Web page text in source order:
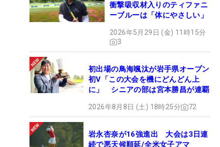
衝撃吸収材入りのティファニ
ーブルーは「体にやさしい」
2026年5月29日 (金) 11時15分
3
初出場の鳥海颯汰が岩手県オープン
初V「この大会を機にどんどん上
に」 シニアの部は宮本勝昌が連覇
2026年8月8日 (土) 18時25分 72
岩永杏奈が16強進出 大会は3日連
続で悪天候順延/全米女子アマ